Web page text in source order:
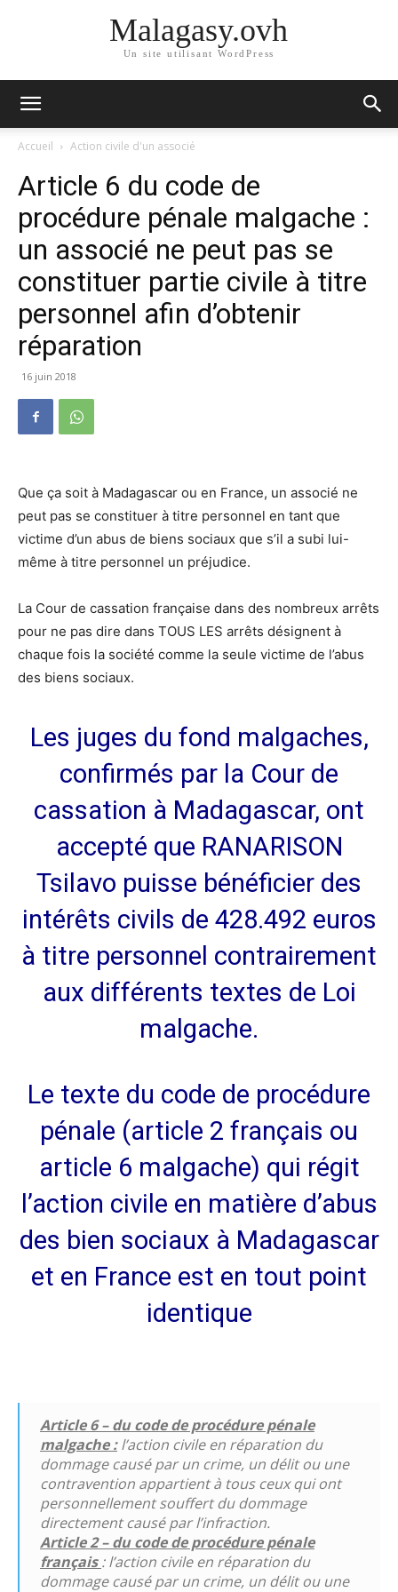
Malagasy.ovh
Un site utilisant WordPress
Accueil Action civile d'un associé
Article 6 du code de
procédure pénale malgache :
un associé ne peut pas se
constituer partie civile à titre
personnel afin d’obtenir
réparation
16 juin 2018
Que ça soit à Madagascar ou en France, un associé ne
peut pas se constituer à titre personnel en tant que
victime d’un abus de biens sociaux que s’il a subi lui-
même à titre personnel un préjudice.
La Cour de cassation française dans des nombreux arrêts
pour ne pas dire dans TOUS LES arrêts désignent à
chaque fois la société comme la seule victime de l’abus
des biens sociaux.
Les juges du fond malgaches,
confirmés par la Cour de
cassation à Madagascar, ont
accepté que RANARISON
Tsilavo puisse bénéficier des
intérêts civils de 428.492 euros
à titre personnel contrairement
aux différents textes de Loi
malgache.
Le texte du code de procédure
pénale (article 2 français ou
article 6 malgache) qui régit
l’action civile en matière d’abus
des bien sociaux à Madagascar
et en France est en tout point
identique
Article 6 – du code de procédure pénale
malgache :l’action civile en réparation du
dommage causé par un crime, un délit ou une
contravention appartient à tous ceux qui ont
personnellement souffert du dommage
directement causé par l’infraction.
Article 2 – du code de procédure pénale
français : l’action civile en réparation du
dommage causé par un crime, un délit ou une